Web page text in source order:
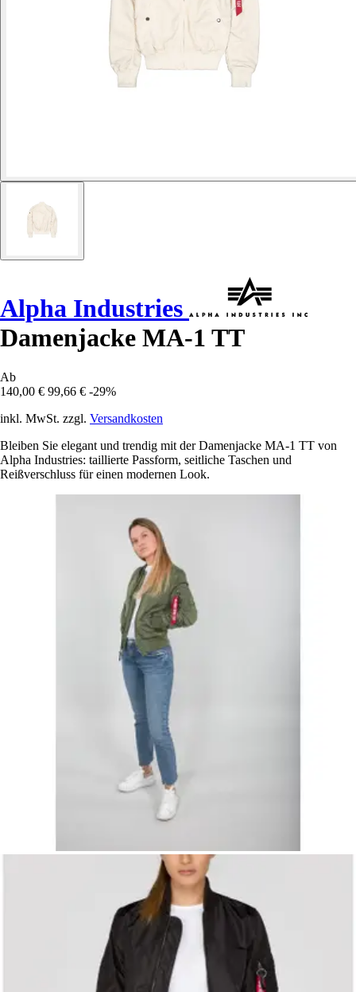
Alpha Industries
Damenjacke MA-1 TT
Ab
140,00 € 99,66 € -29%
inkl. MwSt. zzgl. Versandkosten
Bleiben Sie elegant und trendig mit der Damenjacke MA-1 TT von
Alpha Industries: taillierte Passform, seitliche Taschen und
Reißverschluss für einen modernen Look.